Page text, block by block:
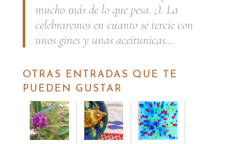
mucho más de lo que pesa. ;). La
celebraremos en cuanto se tercie con
unos gines y unas aceitunicas…
OTRAS ENTRADAS QUE TE
PUEDEN GUSTAR